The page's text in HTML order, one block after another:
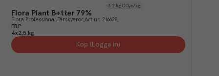
3.2 kg CO₂e/kg
Flora Plant B+tter 79%
Flora Professional Färskvaror Art.nr. 216628
FRP
4x2,5 kg
Köp (Logga in)